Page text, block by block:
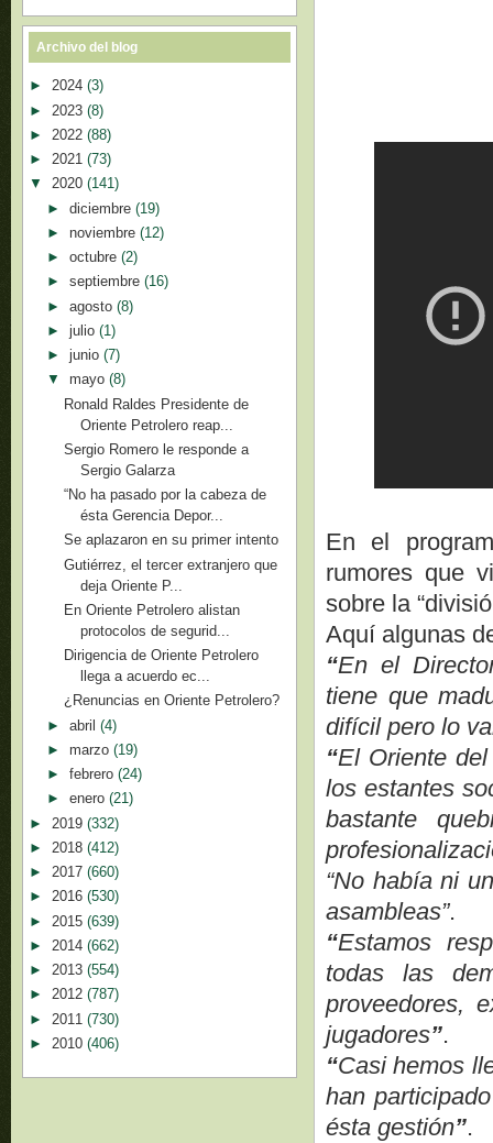
En el
rumores que
sobre la
Aquí algunas
“En el
tiene que
difícil pero lo
“El Oriente
los estantes
bastante
“No había ni
asambleas”.
“Estamos
todas las
proveedores,
jugadores”.
“Casi hemos
han
ésta gestión”.
Archivo del blog
► 2024 (3)
► 2023 (8)
► 2022 (88)
► 2021 (73)
▼ 2020 (141)
► diciembre (19)
► noviembre (12)
► octubre (2)
► septiembre (16)
► agosto (8)
► julio (1)
► junio (7)
▼ mayo (8)
Ronald Raldes Presidente de
Oriente Petrolero reap...
Sergio Romero le responde a
Sergio Galarza
“No ha pasado por la cabeza de
ésta Gerencia Depor...
Se aplazaron en su primer intento
Gutiérrez, el tercer extranjero que
deja Oriente P...
En Oriente Petrolero alistan
protocolos de segurid...
Dirigencia de Oriente Petrolero
llega a acuerdo ec...
¿Renuncias en Oriente Petrolero?
► abril (4)
► marzo (19)
► febrero (24)
► enero (21)
► 2019 (332)
► 2018 (412)
► 2017 (660)
► 2016 (530)
► 2015 (639)
► 2014 (662)
► 2013 (554)
► 2012 (787)
► 2011 (730)
► 2010 (406)